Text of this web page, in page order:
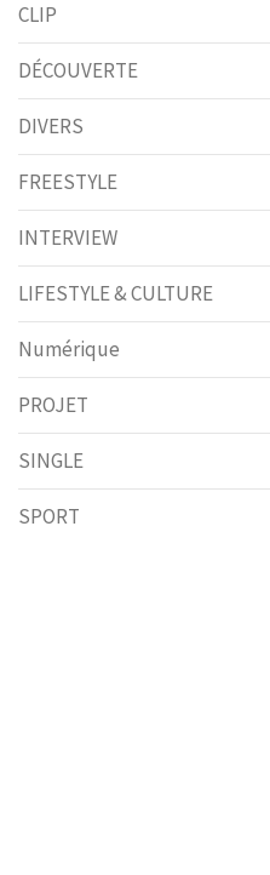
CLIP
DÉCOUVERTE
DIVERS
FREESTYLE
INTERVIEW
LIFESTYLE & CULTURE
Numérique
PROJET
SINGLE
SPORT